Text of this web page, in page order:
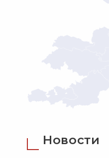
Новости